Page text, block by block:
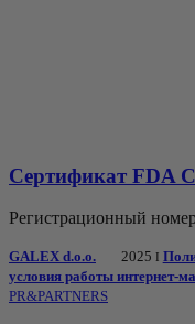
Сертификат FDA
Регистрационный
GALEX d.o.o. 2025 I
условия работы интернет-
PR&PARTNERS